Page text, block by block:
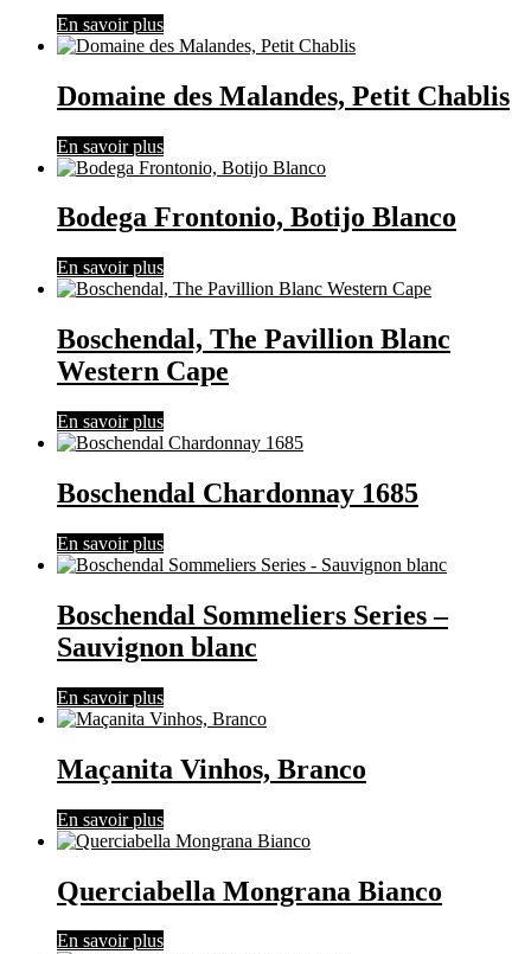
En savoir plus
Domaine des Malandes, Petit Chablis
En savoir plus
Bodega Frontonio, Botijo Blanco
En savoir plus
Boschendal, The Pavillion Blanc
Western Cape
En savoir plus
Boschendal Chardonnay 1685
En savoir plus
Boschendal Sommeliers Series –
Sauvignon blanc
En savoir plus
Maçanita Vinhos, Branco
En savoir plus
Querciabella Mongrana Bianco
En savoir plus